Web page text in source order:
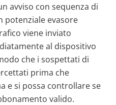
avviso con sequenza di
potenziale evasore
viene inviato
al dispositivo
che i sospettati di
prima che
e si possa controllare se
valido.